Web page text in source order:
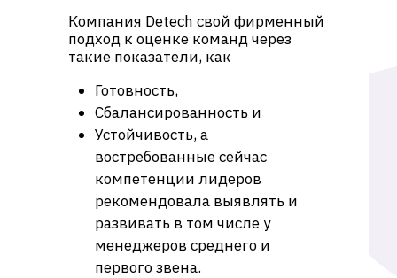
Компания Detech свой фирменный
подход к оценке команд через
такие показатели, как
Готовность,
Сбалансированность и
Устойчивость, а
востребованные сейчас
компетенции лидеров
рекомендовала выявлять и
развивать в том числе у
менеджеров среднего и
первого звена.